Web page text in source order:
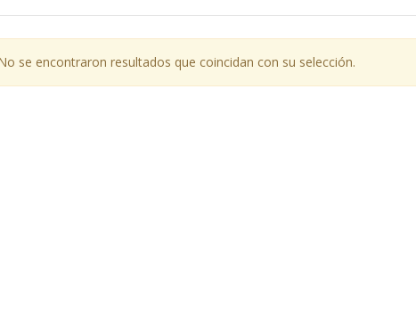
se encontraron resultados que coincidan con su selección.